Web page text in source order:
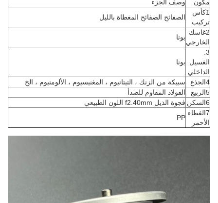
مكون
وصف الجزء
1كأس
تركيب
الصفائح الصفائح المغطاة بالليل
2غاسك
الخارجي
بونا
الغسيل
الداخلي
بونا
4الجذع
سبيكة من الزنك ، التيتانيوم ، المغنيسيوم ، الألومنيوم ، الخ
5الربيع
الفولاذ المقاوم للصدأ
6السكن
فجوة الذيل f2.40mm اللون الطبيعي
7الغطاء
الأحمر
PP